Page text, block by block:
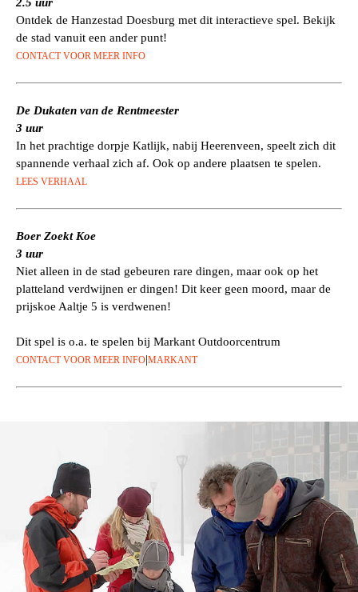
Ontdek de Hanzestad Doesburg met dit interactieve spel. Bekijk
de stad vanuit een ander punt!
CONTACT VOOR MEER INFO
De Dukaten van de Rentmeester
3 uur
In het prachtige dorpje Katlijk, nabij Heerenveen, speelt zich dit
spannende verhaal zich af. Ook op andere plaatsen te spelen.
LEES VERHAAL
Boer Zoekt Koe
3 uur
Niet alleen in de stad gebeuren rare dingen, maar ook op het
platteland verdwijnen er dingen! Dit keer geen moord, maar de
prijskoe Aaltje 5 is verdwenen!
Dit spel is o.a. te spelen bij Markant Outdoorcentrum
CONTACT VOOR MEER INFO|MARKANT